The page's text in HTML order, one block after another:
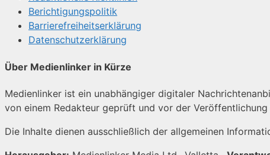
Berichtigungspolitik
Barrierefreiheitserklärung
Datenschutzerklärung
Über Medienlinker in Kürze
Medienlinker ist ein unabhängiger digitaler
von einem Redakteur geprüft und vor der
Die Inhalte dienen ausschließlich der allgemeinen